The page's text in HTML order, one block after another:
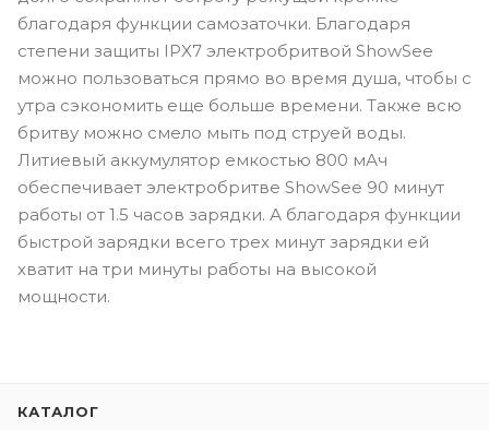
благодаря функции самозаточки. Благодаря
степени защиты IPX7 электробритвой ShowSee
можно пользоваться прямо во время душа, чтобы с
утра сэкономить еще больше времени. Также всю
бритву можно смело мыть под струей воды.
Литиевый аккумулятор емкостью 800 мАч
обеспечивает электробритве ShowSee 90 минут
работы от 1.5 часов зарядки. А благодаря функции
быстрой зарядки всего трех минут зарядки ей
хватит на три минуты работы на высокой
мощности.
КАТАЛОГ